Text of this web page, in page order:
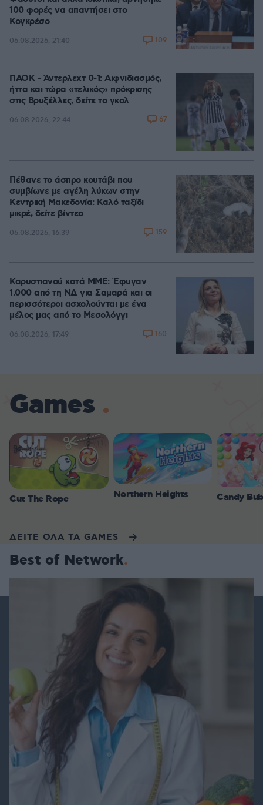
100 φορές να απαντήσει στο
Κογκρέσο
06.08.2026, 21:40 109
ΠΑΟΚ - Άντερλεχτ 0-1: Αιφνιδιασμός,
ήττα και τώρα «τελικός» πρόκρισης
στις Βρυξέλλες, δείτε το γκολ
06.08.2026, 22:44 67
Πέθανε το άσπρο κουτάβι που
συμβίωνε με αγέλη λύκων στην
Κεντρική Μακεδονία: Καλό ταξίδι
μικρέ, δείτε βίντεο
06.08.2026, 16:39 159
Καρυστιανού κατά ΜΜΕ: Έφυγαν
1.000 από τη ΝΔ για Σαμαρά και οι
περισσότεροι ασχολούνται με ένα
μέλος μας από το Μεσολόγγι
06.08.2026, 17:49 160
Games
Cut The Rope Northern Heights Candy
ΔΕΙΤΕ ΟΛΑ ΤΑ GAMES
Best of Network